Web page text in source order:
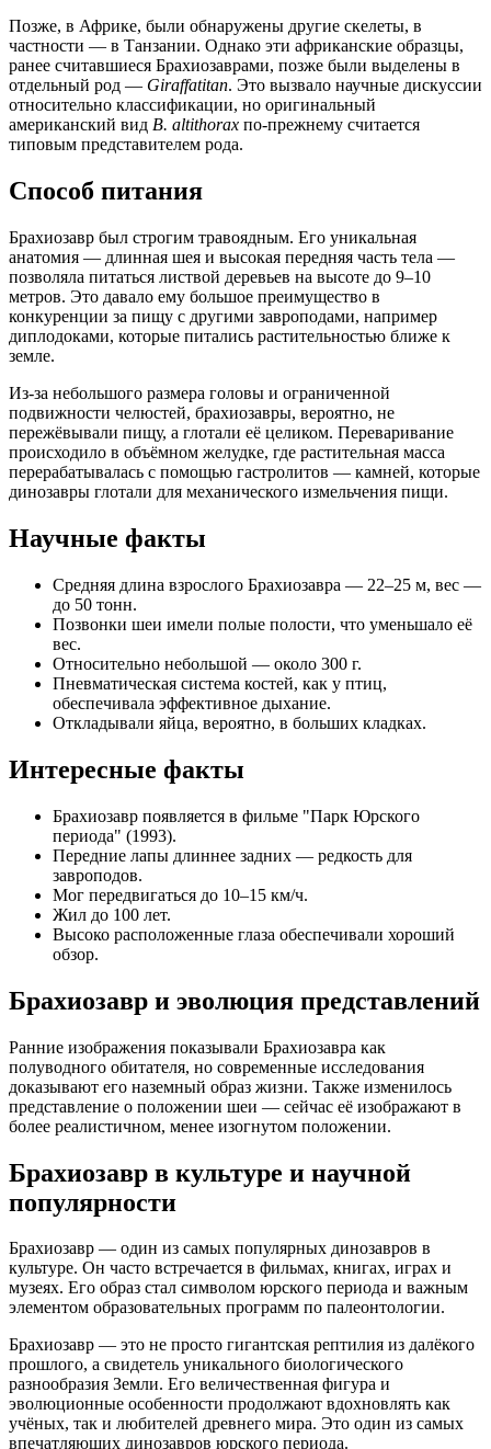
Позже, в Африке, были обнаружены другие скелеты, в
частности — в Танзании. Однако эти африканские образцы,
ранее считавшиеся Брахиозаврами, позже были выделены в
отдельный род — Giraffatitan. Это вызвало научные дискуссии
относительно классификации, но оригинальный
американский вид B. altithorax по-прежнему считается
типовым представителем рода.
Способ питания
Брахиозавр был строгим травоядным. Его уникальная
анатомия — длинная шея и высокая передняя часть тела —
позволяла питаться листвой деревьев на высоте до 9–10
метров. Это давало ему большое преимущество в
конкуренции за пищу с другими завроподами, например
диплодоками, которые питались растительностью ближе к
земле.
Из-за небольшого размера головы и ограниченной
подвижности челюстей, брахиозавры, вероятно, не
пережёвывали пищу, а глотали её целиком. Переваривание
происходило в объёмном желудке, где растительная масса
перерабатывалась с помощью гастролитов — камней, которые
динозавры глотали для механического измельчения пищи.
Научные факты
Средняя длина взрослого Брахиозавра — 22–25 м, вес —
до 50 тонн.
Позвонки шеи имели полые полости, что уменьшало её
вес.
Относительно небольшой — около 300 г.
Пневматическая система костей, как у птиц,
обеспечивала эффективное дыхание.
Откладывали яйца, вероятно, в больших кладках.
Интересные факты
Брахиозавр появляется в фильме "Парк Юрского
периода" (1993).
Передние лапы длиннее задних — редкость для
завроподов.
Мог передвигаться до 10–15 км/ч.
Жил до 100 лет.
Высоко расположенные глаза обеспечивали хороший
обзор.
Брахиозавр и эволюция представлений
Ранние изображения показывали Брахиозавра как
полуводного обитателя, но современные исследования
доказывают его наземный образ жизни. Также изменилось
представление о положении шеи — сейчас её изображают в
более реалистичном, менее изогнутом положении.
Брахиозавр в культуре и научной
популярности
Брахиозавр — один из самых популярных динозавров в
культуре. Он часто встречается в фильмах, книгах, играх и
музеях. Его образ стал символом юрского периода и важным
элементом образовательных программ по палеонтологии.
Брахиозавр — это не просто гигантская рептилия из далёкого
прошлого, а свидетель уникального биологического
разнообразия Земли. Его величественная фигура и
эволюционные особенности продолжают вдохновлять как
учёных, так и любителей древнего мира. Это один из самых
впечатляющих динозавров юрского периода.